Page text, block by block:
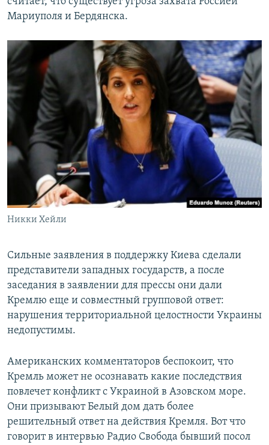
Мариуполя и Бердянска.
Никки Хейли
Сильные заявления в поддержку Киева сделали
представители западных государств, а после
заседания в заявлении для прессы они дали
Кремлю еще и совместный групповой ответ:
нарушения территориальной целостности Украины
недопустимы.
Американских комментаторов беспокоит, что
Кремль может не осознавать какие последствия
повлечет конфликт с Украиной в Азовском море.
Они призывают Белый дом дать более
решительный ответ на действия Кремля. Вот что
говорит в интервью Радио Свобода бывший посол